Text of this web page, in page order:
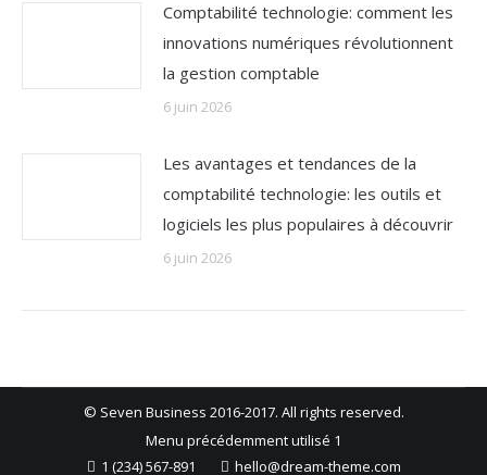
Comptabilité technologie: comment les
innovations numériques révolutionnent
la gestion comptable
6 juin 2026
Les avantages et tendances de la
comptabilité technologie: les outils et
logiciels les plus populaires à découvrir
6 juin 2026
© Seven Business 2016-2017. All rights reserved.
Menu précédemment utilisé 1
1 (234) 567-891
hello@dream-theme.com